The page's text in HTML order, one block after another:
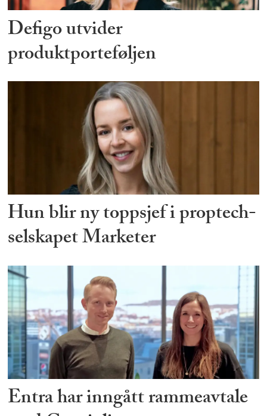
Defigo utvider
produktporteføljen
Hun blir ny toppsjef i proptech-
selskapet Marketer
Entra har inngått rammeavtale